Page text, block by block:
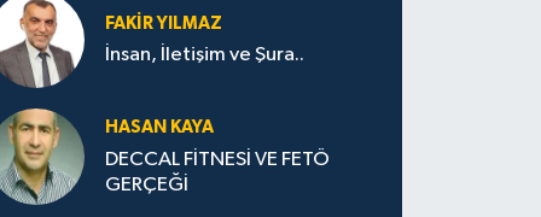
FAKIR YILMAZ
İnsan, İletişim ve Şura..
HASAN KAYA
DECCAL FİTNESİ VE FETÖ
GERÇEĞİ